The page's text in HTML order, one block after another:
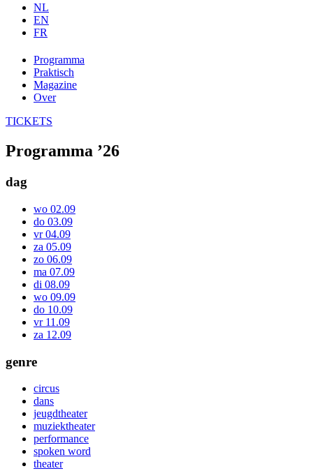
NL
EN
FR
Programma
Praktisch
Magazine
Over
TICKETS
Programma ’26
dag
wo 02.09
do 03.09
vr 04.09
za 05.09
zo 06.09
ma 07.09
di 08.09
wo 09.09
do 10.09
vr 11.09
za 12.09
genre
circus
dans
jeugdtheater
muziektheater
performance
spoken word
theater